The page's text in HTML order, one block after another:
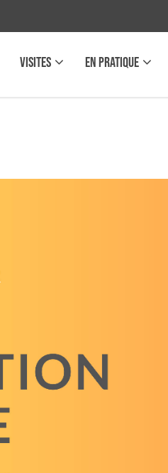
VISITES EN PRATIQUE